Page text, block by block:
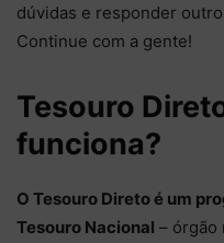
dúvidas e responder
Continue com a gente!
Tesouro
funciona?
O Tesouro Direto é um
Tesouro Nacional – órgão